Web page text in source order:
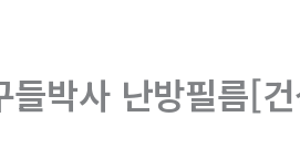
들박사 난방필름[